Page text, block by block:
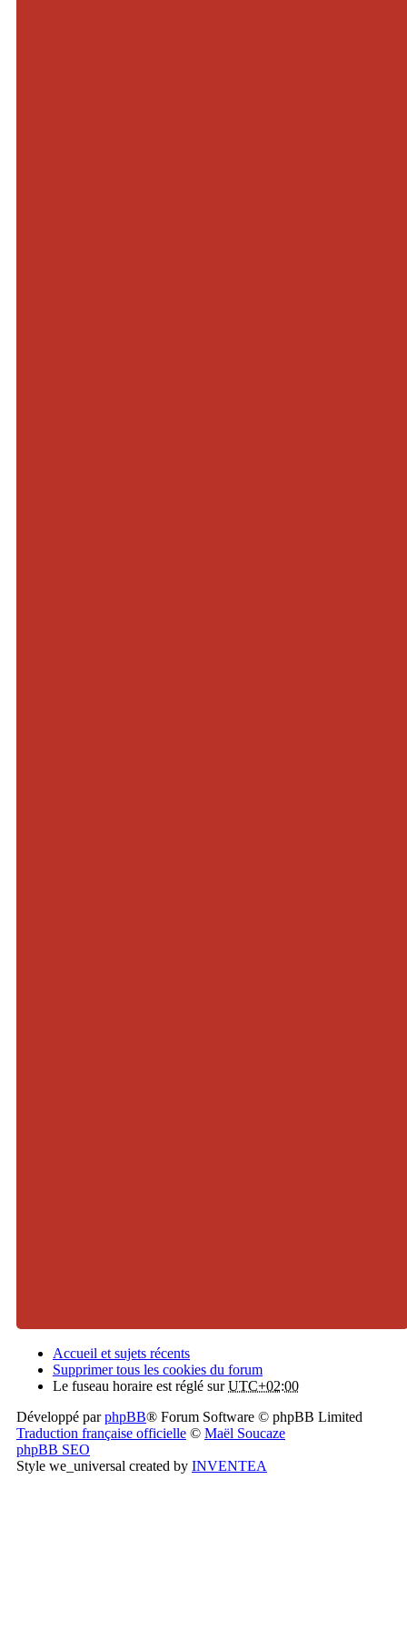
Accueil et sujets récents
Supprimer tous les cookies du forum
Le fuseau horaire est réglé surUTC+02:00
Développé parphpBB® Forum Software © phpBB Limited
Traduction française officielle © Maël Soucaze
phpBB SEO
Style we_universal created by INVENTEA